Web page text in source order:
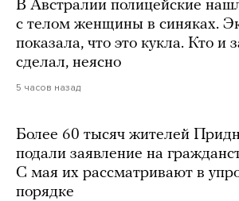
В Австралии полицейские
с телом женщины в синяках.
показала, что это кукла. Кто и
сделал, неясно
5 часов назад
Более 60 тысяч жителей
подали заявление на
С мая их рассматривают в
порядке